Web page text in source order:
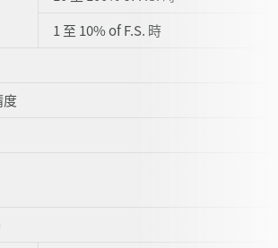
1 至 10% of F.S. 時
度